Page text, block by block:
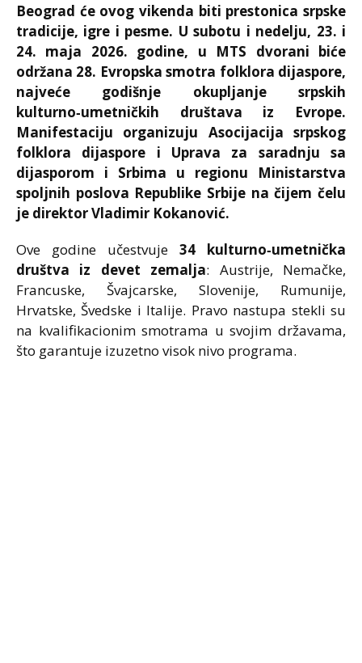
Beograd će ovog vikenda biti prestonica srpske
tradicije, igre i pesme. U subotu i nedelju, 23. i
24. maja 2026. godine, u MTS dvorani biće
održana 28. Evropska smotra folklora dijaspore,
najveće godišnje okupljanje srpskih
kulturno‑umetničkih društava iz Evrope.
Manifestaciju organizuju Asocijacija srpskog
folklora dijaspore i Uprava za saradnju sa
dijasporom i Srbima u regionu Ministarstva
spoljnih poslova Republike Srbije na čijem čelu
je direktor Vladimir Kokanović.
Ove godine učestvuje 34 kulturno‑umetnička
društva iz devet zemalja: Austrije, Nemačke,
Francuske, Švajcarske, Slovenije, Rumunije,
Hrvatske, Švedske i Italije. Pravo nastupa stekli su
na kvalifikacionim smotrama u svojim državama,
što garantuje izuzetno visok nivo programa.